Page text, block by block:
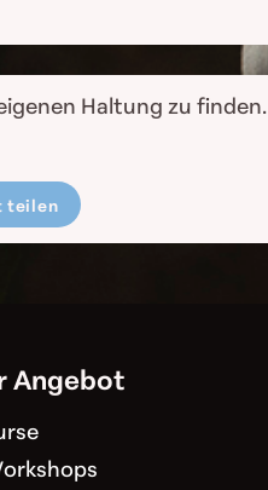
Haltung zu finden.
teilen
Angebot